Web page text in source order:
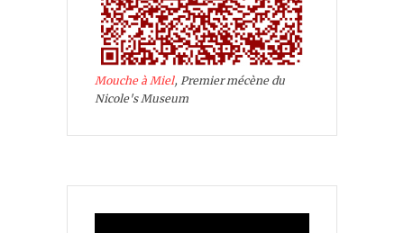
Mouche à Miel, Premier mécène du
Nicole's Museum